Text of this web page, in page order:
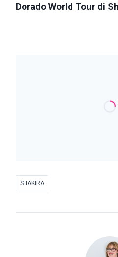
Dorado World Tour di
SHAKIRA